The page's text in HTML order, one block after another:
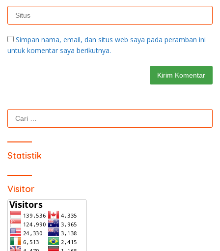
Simpan nama, email, dan situs web saya pada peramban ini
untuk komentar saya berikutnya.
Cari
untuk:
Statistik
Visitor